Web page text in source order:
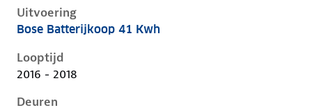
Uitvoering
Renault Zoe i, 41 kwh, 68 kW, Elektrisch, 5 deuren
Bose Batterijkoop 41 Kwh
Looptijd
2016 - 2018
Deuren